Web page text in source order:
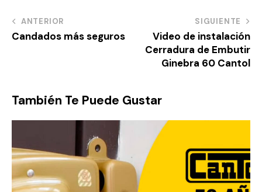
ANTERIOR
Candados más seguros
SIGUIENTE
Video de instalación
Cerradura de Embutir
Ginebra 60 Cantol
También Te Puede Gustar